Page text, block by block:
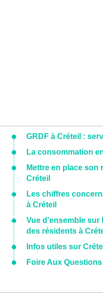
GRDF à Créteil :
La consommation
Mettre en place son
Créteil
Les chiffres
à Créteil
Vue d'ensemble
des résidents à
Infos utiles sur
Foire Aux Questions